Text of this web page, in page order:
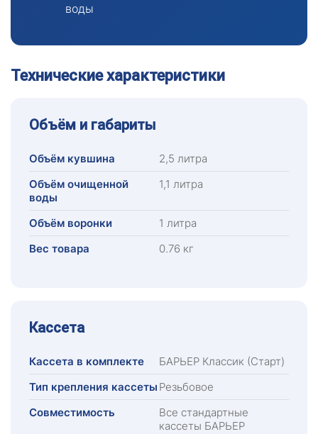
воды
Технические характеристики
Объём и габариты
Объём кувшина
2,5 литра
Объём очищенной
воды
1,1 литра
Объём воронки
1 литра
Вес товара
0.76 кг
Кассета
Кассета в комплекте
БАРЬЕР Классик (Старт)
Тип крепления кассеты Резьбовое
Совместимость
Все стандартные
кассеты БАРЬЕР